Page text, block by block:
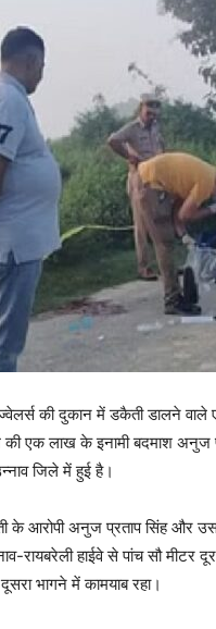
की दुकान में डकैती डालने
एक लाख के इनामी बदमाश अनुज
जिले में हुई है।
के आरोपी अनुज प्रताप सिंह और
रायबरेली हाईवे से पांच सौ
भागने में कामयाब रहा।